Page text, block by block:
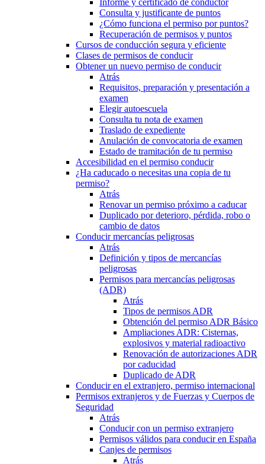
Informe y certificado de conductor
Consulta y justificante de puntos
¿Cómo funciona el permiso por puntos?
Recuperación de permisos y puntos
Cursos de conducción segura y eficiente
Clases de permisos de conducir
Obtener un nuevo permiso de conducir
Atrás
Requisitos, preparación y presentación a
examen
Elegir autoescuela
Consulta tu nota de examen
Traslado de expediente
Anulación de convocatoria de examen
Estado de tramitación de tu permiso
Accesibilidad en el permiso conducir
¿Ha caducado o necesitas una copia de tu
permiso?
Atrás
Renovar un permiso próximo a caducar
Duplicado por deterioro, pérdida, robo o
cambio de datos
Conducir mercancías peligrosas
Atrás
Definición y tipos de mercancías
peligrosas
Permisos para mercancías peligrosas
(ADR)
Atrás
Tipos de permisos ADR
Obtención del permiso ADR Básico
Ampliaciones ADR: Cisternas,
explosivos y material radioactivo
Renovación de autorizaciones ADR
por caducidad
Duplicado de ADR
Conducir en el extranjero, permiso internacional
Permisos extranjeros y de Fuerzas y Cuerpos de
Seguridad
Atrás
Conducir con un permiso extranjero
Permisos válidos para conducir en España
Canjes de permisos
Atrás